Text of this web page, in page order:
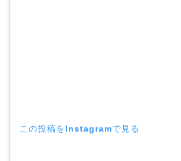
この投稿をInstagramで見る